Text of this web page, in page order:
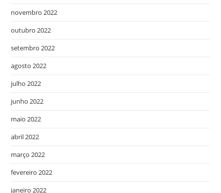
novembro 2022
outubro 2022
setembro 2022
agosto 2022
julho 2022
junho 2022
maio 2022
abril 2022
março 2022
fevereiro 2022
janeiro 2022